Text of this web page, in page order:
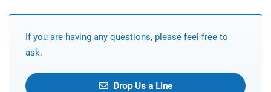
If you are having any questions, please feel free to
ask.
Drop Us a Line